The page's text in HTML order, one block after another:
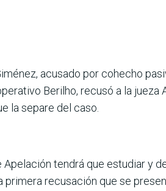
acusado por cohecho
Berilho, recusó a la jueza
la separe del caso.
tendrá que estudiar y
recusación que se